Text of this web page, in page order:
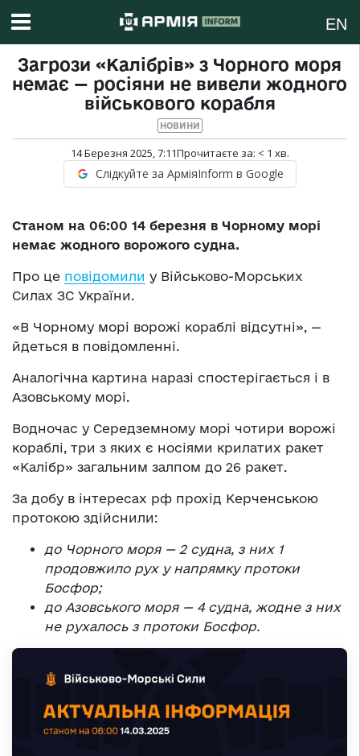
EN
Загрози «Калібрів» з Чорного моря
немає — росіяни не вивели жодного
військового корабля
НОВИНИ
14 Березня 2025, 7:11Прочитаєте за: < 1 хв.
Слідкуйте за АрміяInform в Google
Станом на 06:00 14 березня в Чорному морі
немає жодного ворожого судна.
Про це повідомили у Військово-Морських
Силах ЗС України.
«В Чорному морі ворожі кораблі відсутні», —
йдеться в повідомленні.
Аналогічна картина наразі спостерігається і в
Азовському морі.
Водночас у Середземному морі чотири ворожі
кораблі, три з яких є носіями крилатих ракет
«Калібр» загальним залпом до 26 ракет.
За добу в інтересах рф прохід Керченською
протокою здійснили:
до Чорного моря — 2 судна, з них 1
продовжило рух у напрямку протоки
Босфор;
до Азовського моря — 4 судна, жодне з них
не рухалось з протоки Босфор.